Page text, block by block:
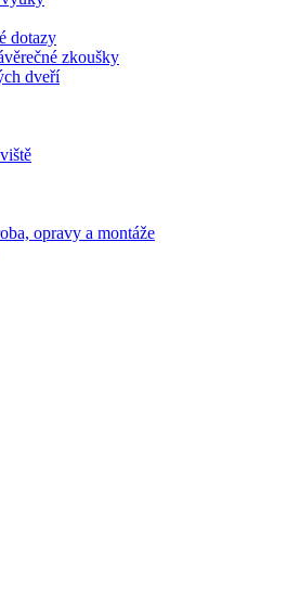
dotazy
zkoušky
dveří
opravy a montáže